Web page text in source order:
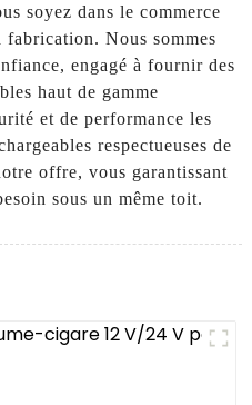
soyez dans le commerce
Nous sommes
engagé à fournir des
haut de gamme
et de performance les
respectueuses de
offre, vous garantissant
sous un même toit.